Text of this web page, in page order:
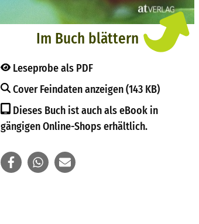
Im Buch blättern
Leseprobe als PDF
Cover Feindaten anzeigen (143 KB)
Dieses Buch ist auch als eBook in
gängigen Online-Shops erhältlich.